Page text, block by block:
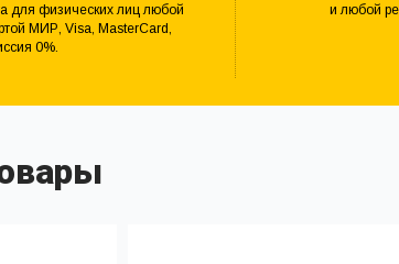
для физических лиц любой
МИР, Visa, MasterCard,
0%.
и любой